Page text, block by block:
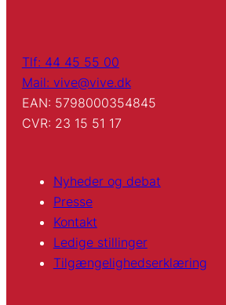
Tlf: 44 45 55 00
Mail: vive@vive.dk
EAN: 5798000354845
CVR: 23 15 51 17
Nyheder og debat
Presse
Kontakt
Ledige stillinger
Tilgængelighedserklæring